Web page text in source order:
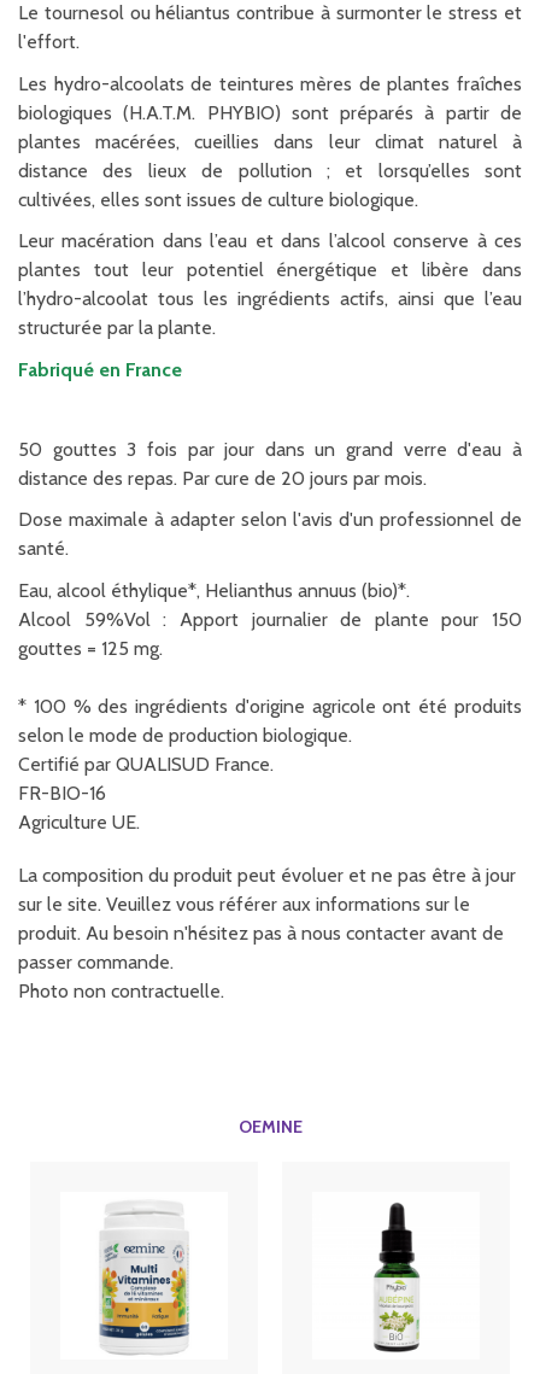
Le tournesol ou héliantus contribue à surmonter le stress et
l'effort.
Les hydro-alcoolats de teintures mères de plantes fraîches
biologiques (H.A.T.M. PHYBIO) sont préparés à partir de
plantes macérées, cueillies dans leur climat naturel à
distance des lieux de pollution ; et lorsqu’elles sont
cultivées, elles sont issues de culture biologique.
Leur macération dans l’eau et dans l’alcool conserve à ces
plantes tout leur potentiel énergétique et libère dans
l’hydro-alcoolat tous les ingrédients actifs, ainsi que l’eau
structurée par la plante.
Fabriqué en France
50 gouttes 3 fois par jour dans un grand verre d'eau à
distance des repas. Par cure de 20 jours par mois.
Dose maximale à adapter selon l'avis d'un professionnel de
santé.
Eau, alcool éthylique*, Helianthus annuus (bio)*.
Alcool 59%Vol : Apport journalier de plante pour 150
gouttes = 125 mg.
* 100 % des ingrédients d'origine agricole ont été produits
selon le mode de production biologique.
Certifié par QUALISUD France.
FR-BIO-16
Agriculture UE.
La composition du produit peut évoluer et ne pas être à jour
sur le site. Veuillez vous référer aux informations sur le
produit. Au besoin n'hésitez pas à nous contacter avant de
passer commande.
Photo non contractuelle.
OEMINE